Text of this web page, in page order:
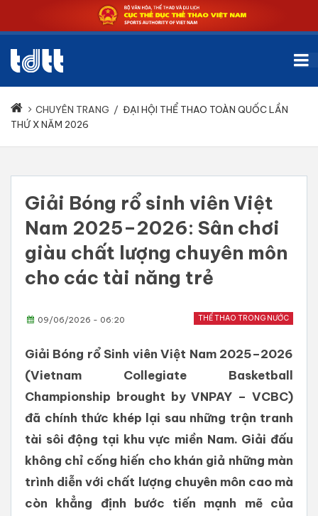
CHUYÊN TRANG / ĐẠI HỘI THỂ THAO TOÀN QUỐC LẦN
THỨ X NĂM 2026
Giải Bóng rổ sinh viên Việt
Nam 2025–2026: Sân chơi
giàu chất lượng chuyên môn
cho các tài năng trẻ
THỂ THAO TRONG NƯỚC
09/06/2026 - 06:20
Giải Bóng rổ Sinh viên Việt Nam 2025–2026
(Vietnam Collegiate Basketball
Championship brought by VNPAY – VCBC)
đã chính thức khép lại sau những trận tranh
tài sôi động tại khu vực miền Nam. Giải đấu
không chỉ cống hiến cho khán giả những màn
trình diễn với chất lượng chuyên môn cao mà
còn khẳng định bước tiến mạnh mẽ của